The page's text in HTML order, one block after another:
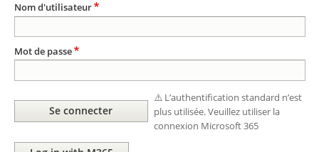
Nom d'utilisateur
Mot de passe
⚠️ L’authentification standard n’est
plus utilisée. Veuillez utiliser la
connexion Microsoft 365